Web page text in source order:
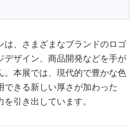
は、さまざまなブランドのロゴ
デザイン、商品開発などを手が
。本展では、現代的で豊かな色
できる新しい厚さが加わった
を引き出しています。